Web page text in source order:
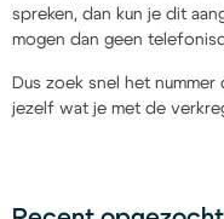
spreken, dan kun je dit
mogen dan geen
Dus zoek snel het
jezelf wat je met de